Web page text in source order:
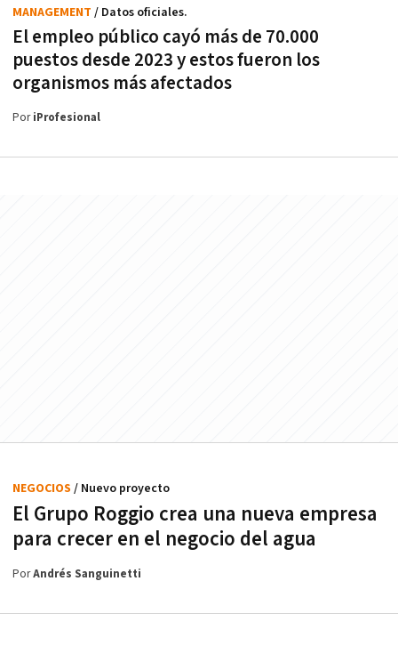
El empleo público cayó más de 70.000
puestos desde 2023 y estos fueron los
organismos más afectados
MANAGEMENT / Datos oficiales.
PoriProfesional
El Grupo Roggio crea una nueva empresa
para crecer en el negocio del agua
NEGOCIOS / Nuevo proyecto
PorAndrés Sanguinetti